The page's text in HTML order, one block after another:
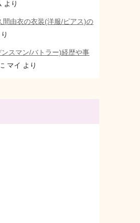
より
間由衣の衣装(洋服/ピアス)の
スマン/バトラー)経歴や事
マイ より